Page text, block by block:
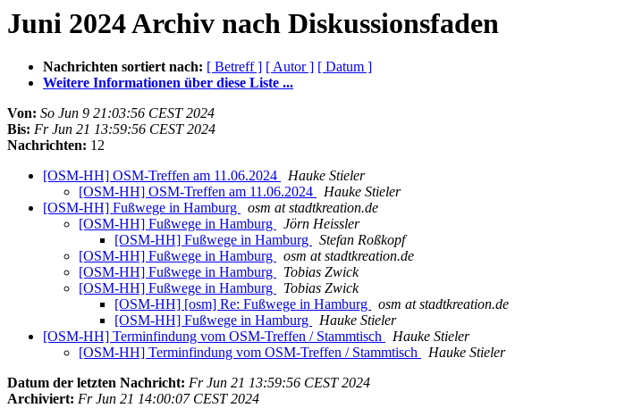
Juni 2024 Archiv nach Diskussionsfaden
Nachrichten sortiert nach: [ Betreff ] [ Autor ] [ Datum ]
Weitere Informationen über diese Liste ...
Von: So Jun 9 21:03:56 CEST 2024
Bis: Fr Jun 21 13:59:56 CEST 2024
Nachrichten: 12
[OSM-HH] OSM-Treffen am 11.06.2024
Hauke Stieler
[OSM-HH] OSM-Treffen am 11.06.2024
Hauke Stieler
[OSM-HH] Fußwege in Hamburg
osm at stadtkreation.de
[OSM-HH] Fußwege in Hamburg
Jörn Heissler
[OSM-HH] Fußwege in Hamburg
Stefan Roßkopf
[OSM-HH] Fußwege in Hamburg
osm at stadtkreation.de
[OSM-HH] Fußwege in Hamburg
Tobias Zwick
[OSM-HH] Fußwege in Hamburg
Tobias Zwick
[OSM-HH] [osm] Re: Fußwege in Hamburg
osm at stadtkreation.de
[OSM-HH] Fußwege in Hamburg
Hauke Stieler
[OSM-HH] Terminfindung vom OSM-Treffen / Stammtisch
Hauke Stieler
[OSM-HH] Terminfindung vom OSM-Treffen / Stammtisch
Hauke Stieler
Datum der letzten Nachricht: Fr Jun 21 13:59:56 CEST 2024
Archiviert: Fr Jun 21 14:00:07 CEST 2024